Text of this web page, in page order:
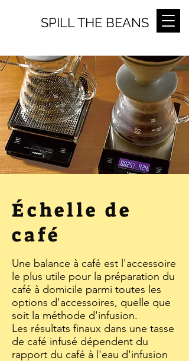
SPILL THE BEANS
Échelle de
café
Une balance à café est l'accessoire
le plus utile pour la préparation du
café à domicile parmi toutes les
options d'accessoires, quelle que
soit la méthode d'infusion.
Les résultats finaux dans une tasse
de café infusé dépendent du
rapport du café à l'eau d'infusion